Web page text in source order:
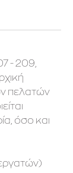
- 209,
πελατών
όσο και